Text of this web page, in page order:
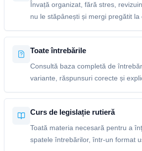
Învață organizat, fără stres,
nu le stăpânești și mergi pregătit la
Toate întrebările
Consultă baza completă de
variante, răspunsuri corecte și
Curs de legislație rutieră
Toată materia necesară pentru a
spatele întrebărilor, într-un format